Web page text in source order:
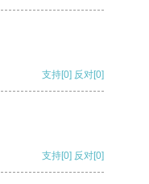
支持[0] 反对[0]
支持[0] 反对[0]